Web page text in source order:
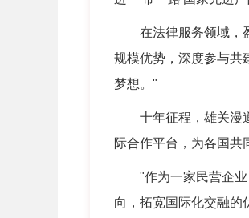
在法律服务领域，盈
规模优势，深度参与共
梦想。"
十年征程，雄关漫道
际合作平台，为各国共
"作为一家民营企业，
向，拓宽国际化交融的